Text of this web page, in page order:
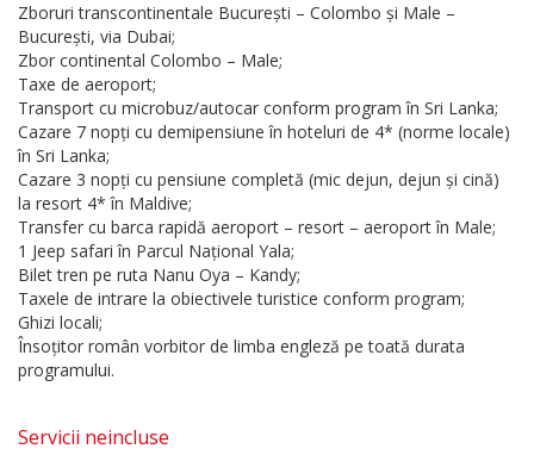
Zboruri transcontinentale București – Colombo și Male –
București, via Dubai;
Zbor continental Colombo – Male;
Taxe de aeroport;
Transport cu microbuz/autocar conform program în Sri Lanka;
Cazare 7 nopți cu demipensiune în hoteluri de 4* (norme locale)
în Sri Lanka;
Cazare 3 nopți cu pensiune completă (mic dejun, dejun și cină)
la resort 4* în Maldive;
Transfer cu barca rapidă aeroport – resort – aeroport în Male;
1 Jeep safari în Parcul Național Yala;
Bilet tren pe ruta Nanu Oya – Kandy;
Taxele de intrare la obiectivele turistice conform program;
Ghizi locali;
Însoțitor român vorbitor de limba engleză pe toată durata
programului.
Servicii neincluse